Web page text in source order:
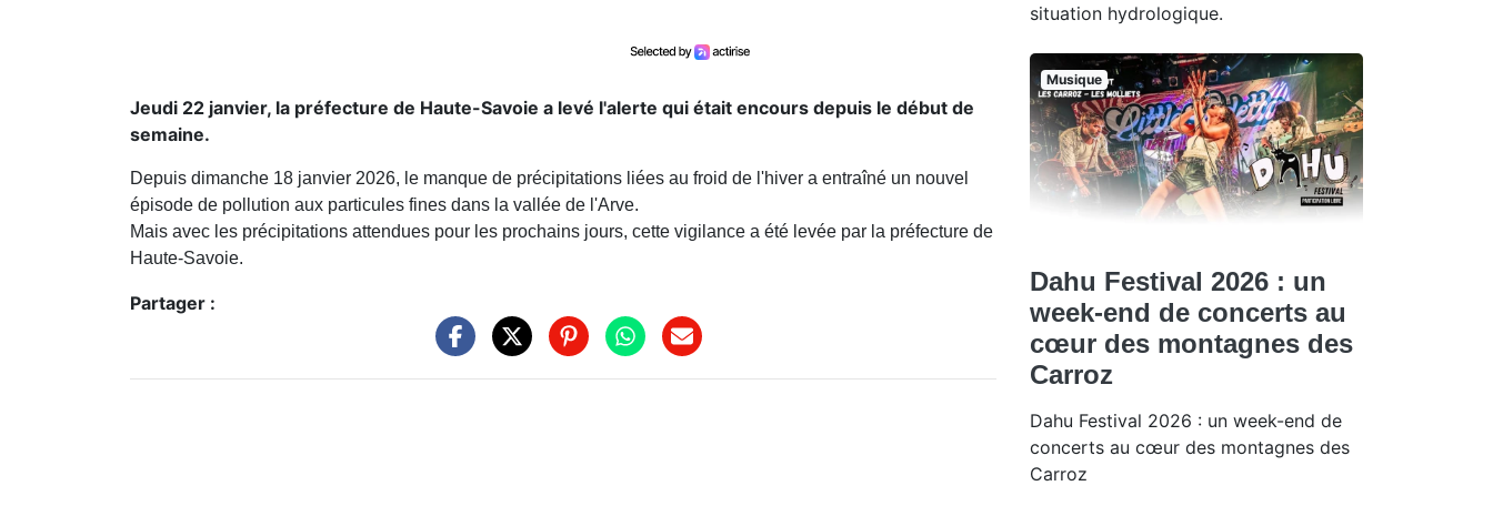
Jeudi 22 janvier, la préfecture de Haute-Savoie a levé l'alerte qui était encours depuis le début de
semaine.
Depuis dimanche 18 janvier 2026, le manque de précipitations liées au froid de l'hiver a entraîné un nouvel
épisode de pollution aux particules fines dans la vallée de l'Arve.
Mais avec les précipitations attendues pour les prochains jours, cette vigilance a été levée par la préfecture de
Haute-Savoie.
Partager :
situation hydrologique.
Musique
Dahu Festival 2026 : un
week-end de concerts au
cœur des montagnes des
Carroz
Dahu Festival 2026 : un week-end de
concerts au cœur des montagnes des
Carroz